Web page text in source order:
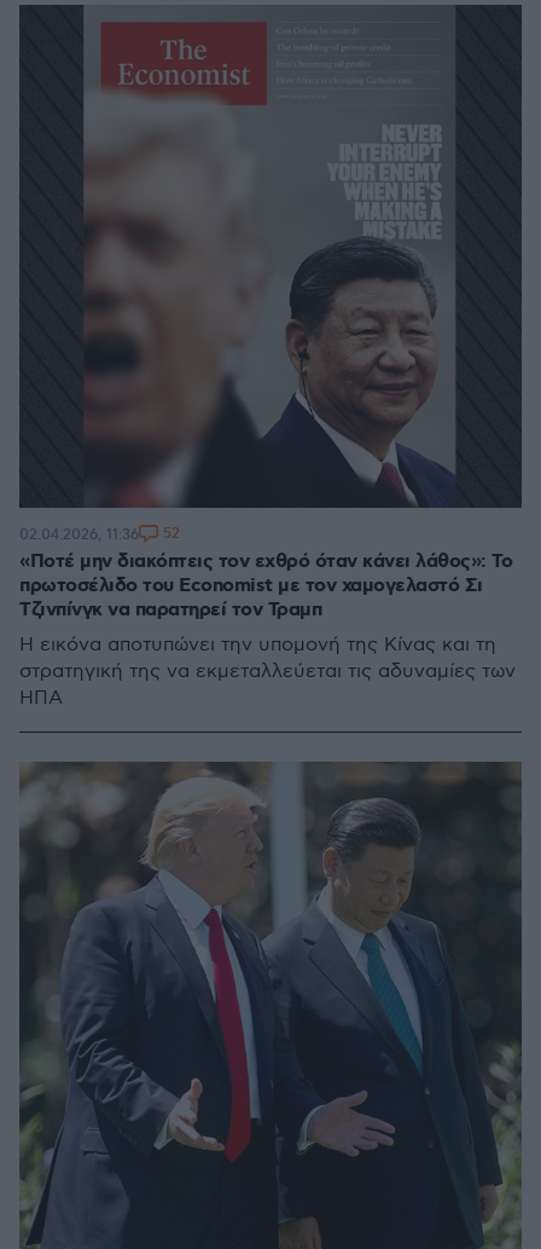
«Ποτέ μην διακόπτεις τον εχθρό όταν κάνει λάθος»: Το
πρωτοσέλιδο του Economist με τον χαμογελαστό Σι
Τζινπίνγκ να παρατηρεί τον Τραμπ
Η εικόνα αποτυπώνει την υπομονή της Κίνας και τη
στρατηγική της να εκμεταλλεύεται τις αδυναμίες των
ΗΠΑ
02.04.2026, 11:36 52